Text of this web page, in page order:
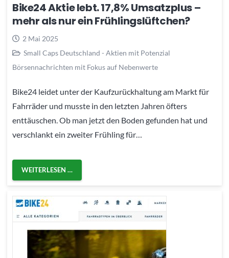
Bike24 Aktie lebt. 17,8% Umsatzplus –
mehr als nur ein Frühlingslüftchen?
2 Mai 2025
Small Caps Deutschland - Aktien mit Potenzial
Börsennachrichten mit Fokus auf Nebenwerte
Bike24 leidet unter der Kaufzurückhaltung am Markt für
Fahrräder und musste in den letzten Jahren öfters
enttäuschen. Ob man jetzt den Boden gefunden hat und
verschlankt ein zweiter Frühling für…
WEITERLESEN …